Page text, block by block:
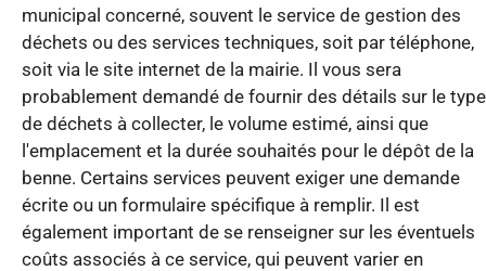
municipal concerné, souvent le service de gestion des
déchets ou des services techniques, soit par téléphone,
soit via le site internet de la mairie. Il vous sera
probablement demandé de fournir des détails sur le type
de déchets à collecter, le volume estimé, ainsi que
l'emplacement et la durée souhaités pour le dépôt de la
benne. Certains services peuvent exiger une demande
écrite ou un formulaire spécifique à remplir. Il est
également important de se renseigner sur les éventuels
coûts associés à ce service, qui peuvent varier en